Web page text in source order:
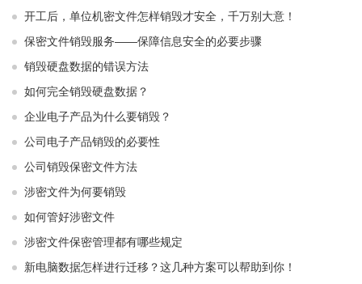
开工后，单位机密文件怎样销毁才安全，千万别大意！
保密文件销毁服务——保障信息安全的必要步骤
销毁硬盘数据的错误方法
如何完全销毁硬盘数据？
企业电子产品为什么要销毁？
公司电子产品销毁的必要性
公司销毁保密文件方法
涉密文件为何要销毁
如何管好涉密文件
涉密文件保密管理都有哪些规定
新电脑数据怎样进行迁移？这几种方案可以帮助到你！